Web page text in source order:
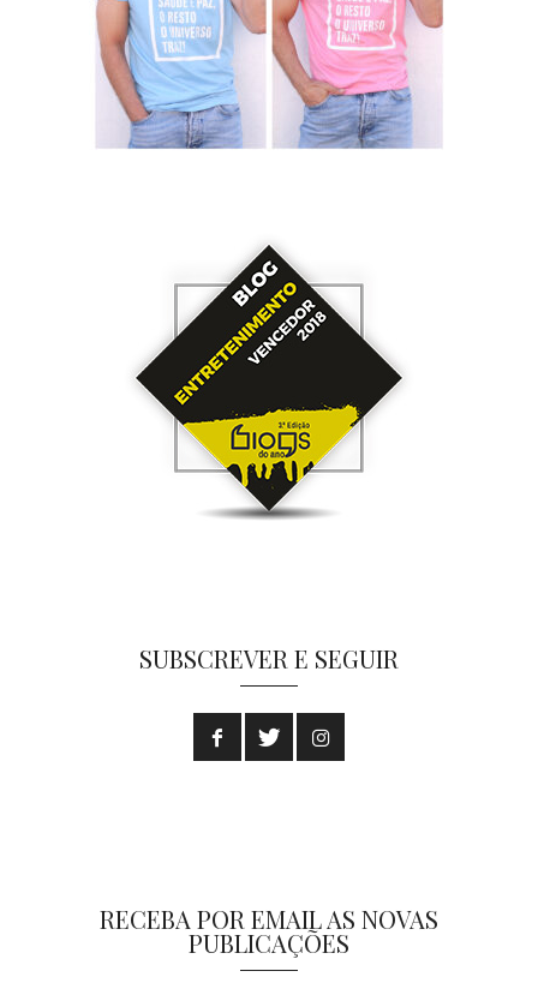
SUBSCREVER E SEGUIR
RECEBA POR EMAIL AS NOVAS
PUBLICAÇÕES